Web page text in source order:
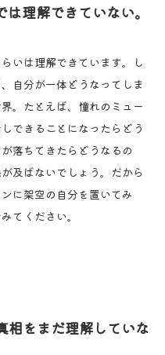
理解できていない。
いは理解できています。し
自分が一体どうなってしま
。たとえば、憧れのミュー
できることになったらどう
落ちてきたらどうなるの
及ばないでしょう。だから
に架空の自分を置いてみ
てください。
をまだ理解していな